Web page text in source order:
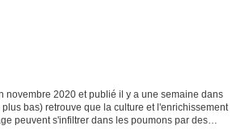
novembre 2020 et publié il y a une semaine dans
bas) retrouve que la culture et l'enrichissement
peuvent s'infiltrer dans les poumons par des